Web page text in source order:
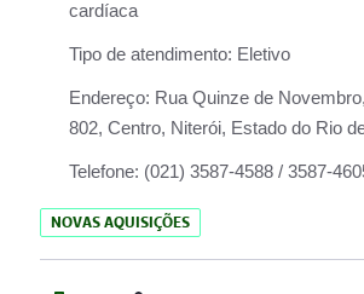
cardíaca
Tipo de atendimento: Eletivo
Endereço: Rua Quinze de
802, Centro, Niterói, Estado do Rio
Telefone: (021) 3587-4588 / 3587-
NOVAS AQUISIÇÕES